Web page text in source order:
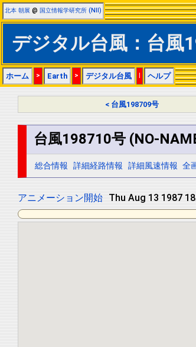
北本 朝展 @ 国立情報学研究所 (NII)
デジタル台風：台風
ホーム > Earth > デジタル台風 | ヘルプ
< 台風198709号
台風198710号 (NO-
総合情報 詳細経路情報 詳細風速情報 全
アニメーション開始 Fri Aug 14 1987